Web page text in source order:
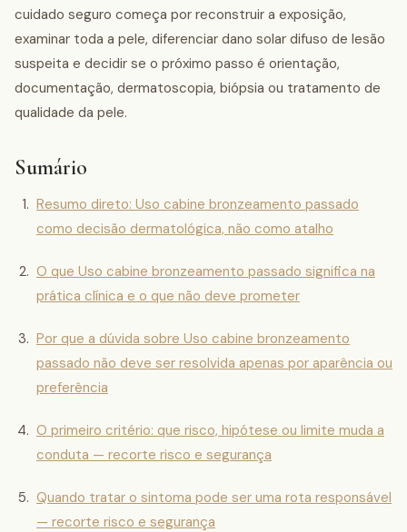
cuidado seguro começa por reconstruir a exposição,
examinar toda a pele, diferenciar dano solar difuso de lesão
suspeita e decidir se o próximo passo é orientação,
documentação, dermatoscopia, biópsia ou tratamento de
qualidade da pele.
Sumário
Resumo direto: Uso cabine bronzeamento passado
como decisão dermatológica, não como atalho
O que Uso cabine bronzeamento passado significa na
prática clínica e o que não deve prometer
Por que a dúvida sobre Uso cabine bronzeamento
passado não deve ser resolvida apenas por aparência ou
preferência
O primeiro critério: que risco, hipótese ou limite muda a
conduta — recorte risco e segurança
Quando tratar o sintoma pode ser uma rota responsável
— recorte risco e segurança